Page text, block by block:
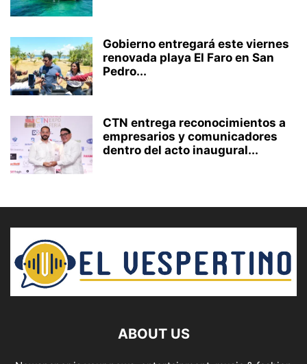
Gobierno entregará este viernes
renovada playa El Faro en San
Pedro...
CTN entrega reconocimientos a
empresarios y comunicadores
dentro del acto inaugural...
ABOUT US